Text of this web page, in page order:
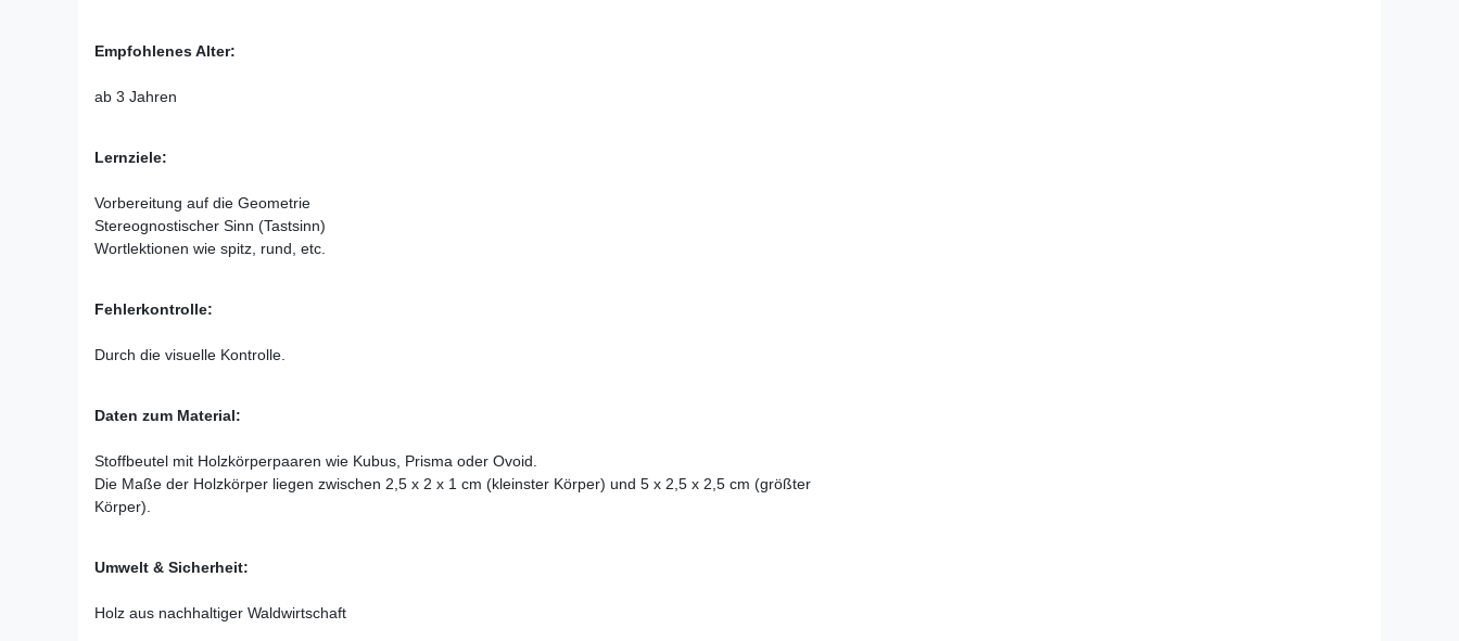
Empfohlenes Alter:
ab 3 Jahren
Lernziele:
Vorbereitung auf die Geometrie
Stereognostischer Sinn (Tastsinn)
Wortlektionen wie spitz, rund, etc.
Fehlerkontrolle:
Durch die visuelle Kontrolle.
Daten zum Material:
Stoffbeutel mit Holzkörperpaaren wie Kubus, Prisma oder Ovoid.
Die Maße der Holzkörper liegen zwischen 2,5 x 2 x 1 cm (kleinster Körper) und 5 x 2,5 x 2,5 cm (größter
Körper).
Umwelt & Sicherheit:
Holz aus nachhaltiger Waldwirtschaft